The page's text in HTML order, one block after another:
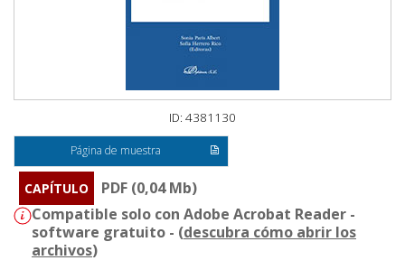
ID: 4381130
Página de muestra
CAPÍTULO
PDF (0,04 Mb)
Compatible solo con Adobe Acrobat Reader -
software gratuito - (descubra cómo abrir los
archivos)